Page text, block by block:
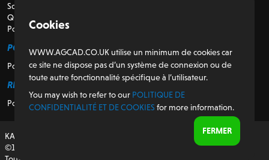
Soutien
Qui sommes-nous
Pour les revendeurs
POUR LES CLIENTS
Portail client
RÉGULATEUR
Politique de confidentialité et de cookies
KASEMAKE, conçu et développé au Royaume-Uni
©1987-2026 AG/CAD Limited
Cookies
WWW.AGCAD.CO.UK utilise un minimum de cookies car
ce site ne dispose pas d’un système de connexion ou de
toute autre fonctionnalité spécifique à l’utilisateur.
You may wish to refer to our POLITIQUE DE
CONFIDENTIALITÉ ET DE COOKIES for more information.
FERMER